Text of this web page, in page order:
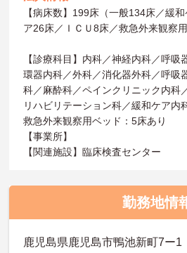
【病床数】199床（一般134床／緩
ア26床／ＩＣＵ8床／救急外来観察用
【診療科目】内科／神経内科／呼
環器内科／外科／消化器外科／呼吸
科／麻酔科／ペインクリニック内科
リハビリテーション科／緩和ケア内
救急外来観察用ベッド：5床あり
【事業所】
【関連施設】臨床検査センター
勤務地情
鹿児島県鹿児島市鴨池新町7ー1